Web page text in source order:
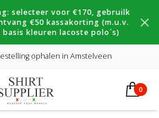
selecteer voor €170, gebruilk
€50 kassakorting (m.u.v.
kleuren lacoste polo´s)
ophalen in Amstelveen
0